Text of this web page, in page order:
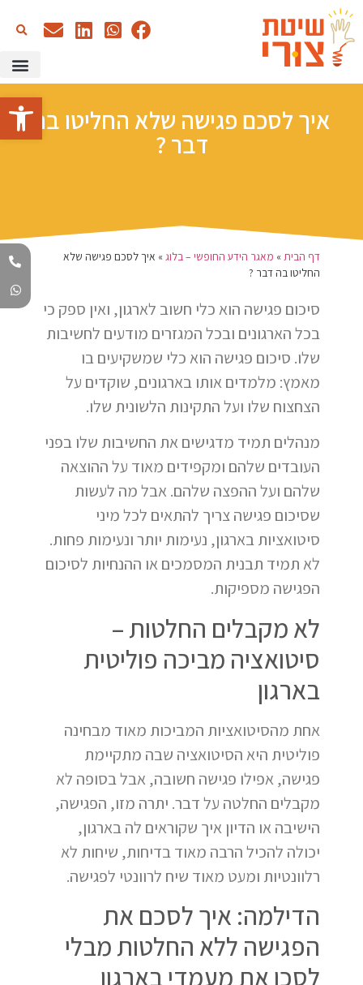
איך לסכם פגישה שלא החליטו בה
דבר ?
דף הבית» מאגר הידע החופשי – בלוג» איך לסכם פגישה שלא
החליטו בה דבר ?
סיכום פגישה הוא כלי חשוב לארגון, ואין ספק כי
בכל הארגונים ובכל המגזרים מודעים לחשיבות
שלו. סיכום פגישה הוא כלי שמשקיעים בו
מאמץ: מלמדים אותו בארגונים, שוקדים על
הצחצוח שלו ועל התקינות הלשונית שלו.
מנהלים תמיד מדגישים את החשיבות שלו בפני
העובדים שלהם ומקפידים מאוד על ההוצאה
שלהם ועל ההפצה שלהם. אבל מה לעשות
שסיכום פגישה צריך להתאים לכל מיני
סיטואציות בארגון, נעימות יותר ונעימות פחות.
לא תמיד תבנית המסמכים או ההנחיות לסיכום
הפגישה מספיקות.
לא מקבלים החלטות –
סיטואציה מביכה פוליטית
בארגון
אחת מהסיטואציות המביכות מאוד מבחינה
פוליטית היא הסיטואציה שבה מתקיימת
פגישה, אפילו פגישה חשובה, אבל בסופה לא
מקבלים החלטה על דבר. יתרה מזו, הפגישה,
הישיבה או הדיון איך שקוראים לה בארגון,
יכולה להכיל הרבה מאוד בדיחות, שיחות לא
רלוונטיות ומעט מאוד שיח לרוונטי לפגישה.
הדילמה: איך לסכם את
הפגישה ללא החלטות מבלי
לסכן את מעמדי בארגון
פתח